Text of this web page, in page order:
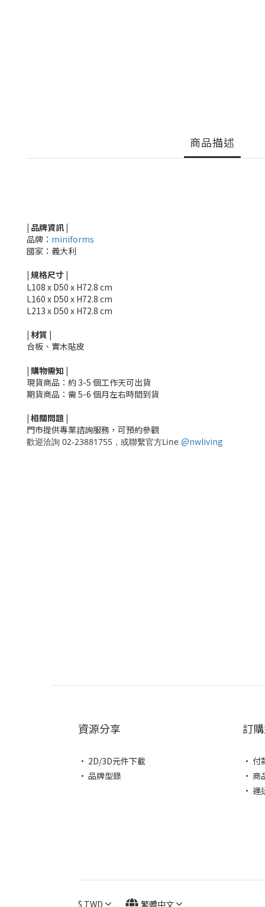
商品描述
| 品牌資訊 |
品牌： miniforms
國家：義大利
| 規格尺寸 |
L108 x D50 x H72.8 cm
L160 x D50 x H72.8 cm
L213 x D50 x H72.8 cm
| 材質 |
合板、實木貼皮
| 購物需知 |
現貨商品：約 3-5 個工作天可出貨
期貨商品：需 5-6 個月左右時間到貨
| 相關問題 |
門市提供專業諮詢服務，可預約參觀
歡迎洽詢 02-23881755，或聯繫官方Line @nwliving
資源分享
• 2D/3D元件下載
• 品牌型錄
訂
• 付
• 商
• 運
$ TWD 繁體中文